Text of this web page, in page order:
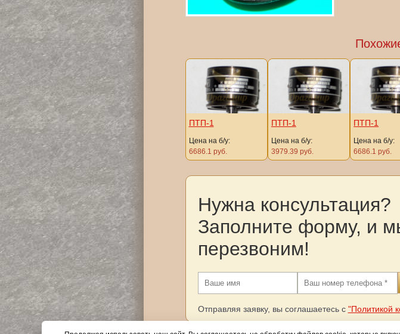
ПТП-1
Цена на б/у:
6686.1 руб.
ПТП-1
Цена на б/у:
3979.39 руб.
ПТП-1
Цена на б/у:
6686.1 руб.
Нужна консультация?
Заполните форму, и
перезвоним!
Отправляя заявку, вы соглашаетесь с "Политикой